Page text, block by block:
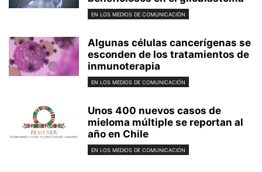
EN LOS MEDIOS DE COMUNICACIÓN
Algunas células cancerígenas se
esconden de los tratamientos de
inmunoterapia
EN LOS MEDIOS DE COMUNICACIÓN
Unos 400 nuevos casos de
mieloma múltiple se reportan al
año en Chile
EN LOS MEDIOS DE COMUNICACIÓN